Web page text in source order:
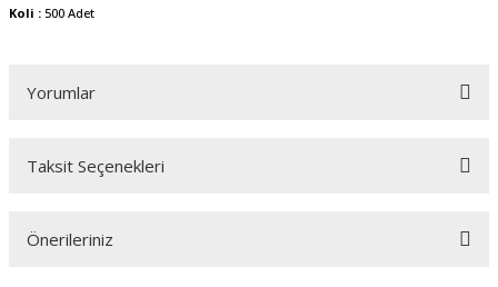
Koli : 500 Adet
Yorumlar
Taksit Seçenekleri
Önerileriniz